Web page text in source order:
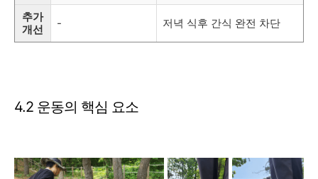
추가
개선
- 저녁 식후 간식 완전 차단
4.2 운동의 핵심 요소